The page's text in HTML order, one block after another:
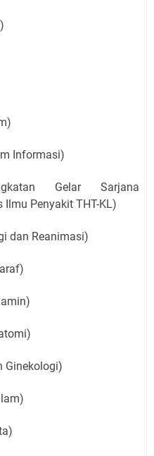
Informasi)
Gelar Sarjana
Ilmu Penyakit THT-KL)
dan Reanimasi)
Ginekologi)